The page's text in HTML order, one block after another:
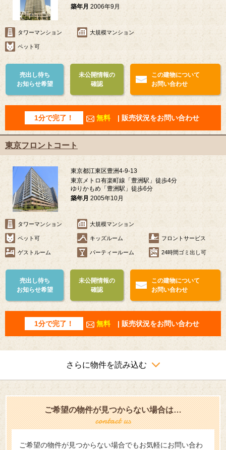
築年月 2006年9月
タワーマンション 大規模マンション
ペット可
売出し待ち
お知らせ希望
未公開情報の
確認
この建物について
お問い合わせ
1分で完了！ 無料 | 販売状況をお問い合わせ
東京フロントコート
東京都江東区豊洲4-9-13
東京メトロ有楽町線「豊洲駅」徒歩4分
ゆりかもめ「豊洲駅」徒歩6分
築年月 2005年10月
タワーマンション 大規模マンション
ペット可 キッズルーム フロントサービス
ゲストルーム パーティールーム 24時間ゴミ出し可
売出し待ち
お知らせ希望
未公開情報の
確認
この建物について
お問い合わせ
1分で完了！ 無料 | 販売状況をお問い合わせ
さらに物件を読み込む
ご希望の物件が見つからない場合は…
ご希望の物件が見つからない場合でもお気軽にお問い合わ